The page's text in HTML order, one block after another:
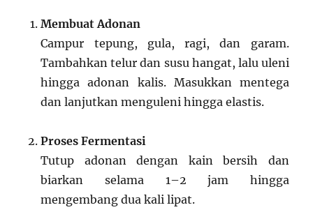
Membuat Adonan
Campur tepung, gula, ragi, dan garam.
Tambahkan telur dan susu hangat, lalu uleni
hingga adonan kalis. Masukkan mentega
dan lanjutkan menguleni hingga elastis.
Proses Fermentasi
Tutup adonan dengan kain bersih dan
biarkan selama 1–2 jam hingga
mengembang dua kali lipat.